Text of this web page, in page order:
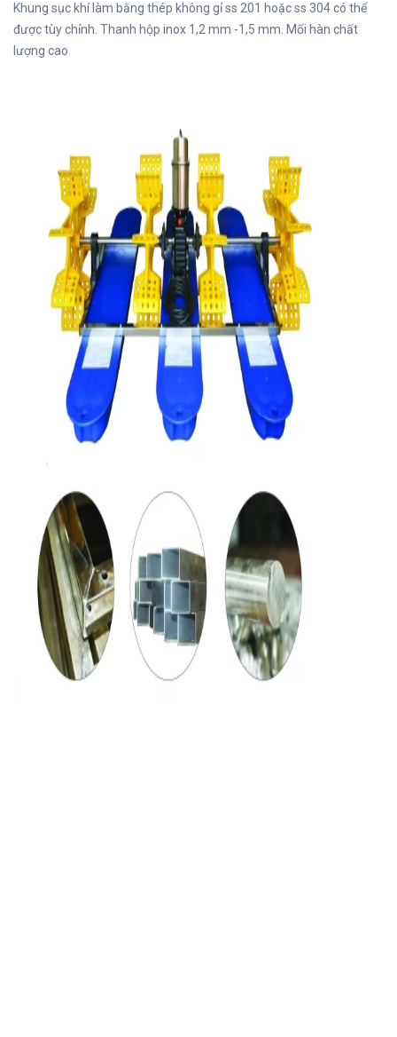
Khung sục khí làm bằng thép không gỉ ss 201 hoặc ss 304 có thể
được tùy chỉnh. Thanh hộp inox 1,2 mm -1,5 mm. Mối hàn chất
lượng cao